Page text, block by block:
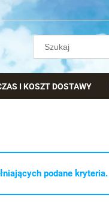
I KOSZT DOSTAWY
podane kryteria.